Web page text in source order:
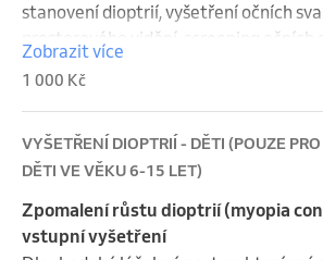
stanovení dioptrií, vyšetření očních
prostorového vidění, screening očních
také konzultaci ohledně typu brýlových
Vyšetření nezahrnuje zdravotní
Délka vyšetření je orientační a odvíjí
zrakové vady a jejího řešení.
Zobrazit více
1 000 Kč
VYŠETŘENÍ DIOPTRIÍ - DĚTI (POUZE
DĚTI VE VĚKU 6-15 LET)
Zpomalení růstu dioptrií (myopia
vstupní vyšetření